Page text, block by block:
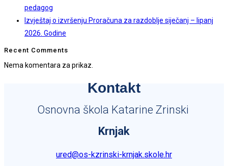
pedagog
Izvještaj o izvršenju Proračuna za razdoblje siječanj – lipanj
2026. Godine
Recent Comments
Nema komentara za prikaz.
Kontakt
Osnovna škola Katarine Zrinski
Krnjak
ured@os-kzrinski-krnjak.skole.hr